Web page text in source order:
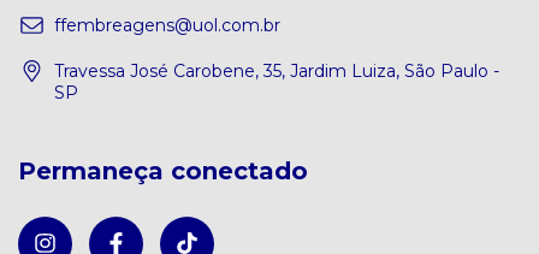
ffembreagens@uol.com.br
Travessa José Carobene, 35, Jardim Luiza, São Paulo -
SP
Permaneça conectado